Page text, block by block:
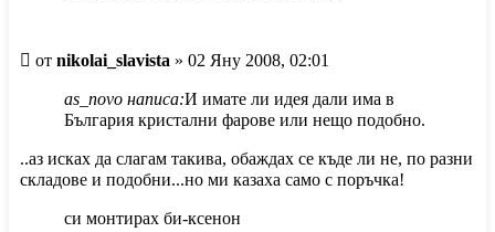
Мнение
от nikolai_slavista » 02 Яну 2008, 02:01
as_novo написа:И имате ли идея дали има в
България кристални фарове или нещо подобно.
..аз исках да слагам такива, обаждах се къде ли не, по разни
складове и подобни...но ми казаха само с поръчка!
си монтирах би-ксенон